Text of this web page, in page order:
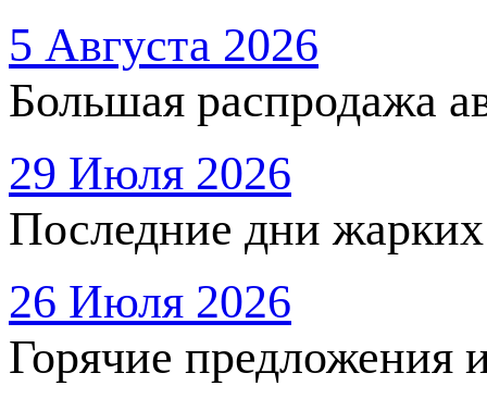
5 Августа 2026
Большая распродажа
29 Июля 2026
Последние дни
26 Июля 2026
Горячие предложения